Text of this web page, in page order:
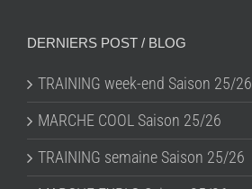
DERNIERS POST / BLOG
TRAINING week-end Saison 25/26
MARCHE COOL Saison 25/26
TRAINING semaine Saison 25/26